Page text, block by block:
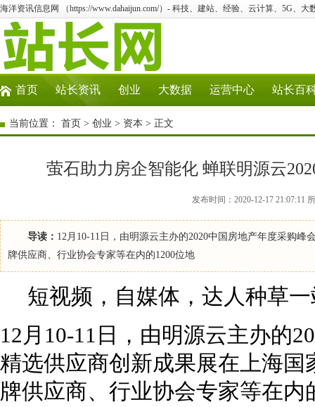
海洋资讯信息网 （https://www.dahaijun.com/）- 科技、建站、经验、云计算、5G、大
首页 站长资讯 创业 大数据 运营中心 站长百
当前位置： 首页 > 创业 > 资本 > 正文
萤石助力房企智能化 蝉联明源云
发布时间：2020-12-17 21:07:11
导读： 12月10-11日，由明源云主办的2020中国房地产年度采购
牌供应商、行业协会专家等在内的1200位地
短视频，自媒体，达人种草一
12月10-11日，由明源云主办的
精选供应商创新成果展在上海
牌供应商、行业协会专家等在